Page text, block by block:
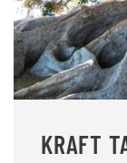
KRAFT